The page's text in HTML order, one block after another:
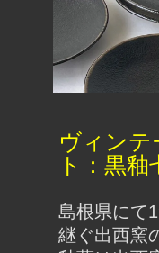
ヴィン
ト：黒
島根県にて
継ぐ出西窯